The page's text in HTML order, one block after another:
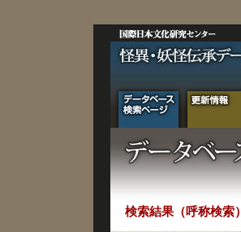
検索結果（呼称検索）